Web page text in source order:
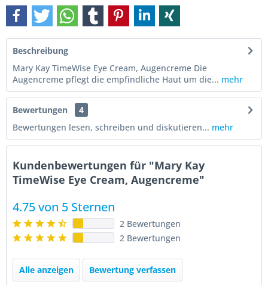
Beschreibung
Mary Kay TimeWise Eye Cream, Augencreme Die
Augencreme pflegt die empfindliche Haut um die... mehr
Bewertungen
4
Bewertungen lesen, schreiben und diskutieren... mehr
Kundenbewertungen für "Mary Kay
TimeWise Eye Cream, Augencreme"
4.75 von 5 Sternen
2 Bewertungen
2 Bewertungen
Alle anzeigen Bewertung verfassen